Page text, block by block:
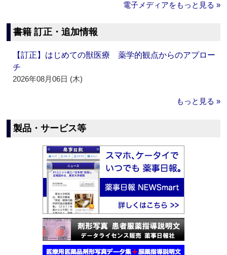
電子メディアをもっと見る »
書籍 訂正・追加情報
【訂正】はじめての獣医療 薬学的観点からのアプロー
チ
2026年08月06日 (木)
もっと見る »
製品・サービス等